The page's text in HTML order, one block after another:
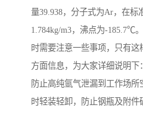
量39.938，分子式为Ar，在标
1.784kg/m3，沸点为-185.7℃
时需要注意一些事项，只有
方面信息，为大家详细说明下：
防止高纯氩气泄漏到工作场
时轻装轻卸，防止钢瓶及附